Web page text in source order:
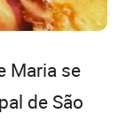
Maria se
de São